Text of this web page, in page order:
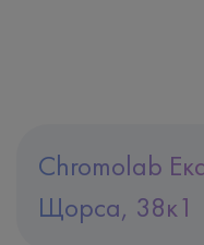
Chromolab
Щорса, 38к1